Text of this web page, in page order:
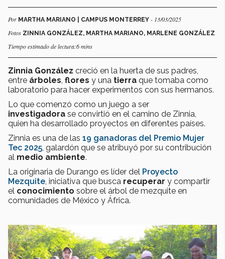
Por MARTHA MARIANO | CAMPUS MONTERREY - 13/03/2025
Fotos ZINNIA GONZÁLEZ, MARTHA MARIANO, MARLENE GONZÁLEZ
Tiempo estimado de lectura:6 mins
Zinnia González creció en la huerta de sus padres,
entre árboles flores y una tierra que tomaba como
laboratorio para hacer experimentos con sus hermanos.
Lo que comenzó como un juego a ser
investigadora se convirtió en el camino de Zinnia,
quien ha desarrollado proyectos en diferentes países.
Zinnia es una de las 19 ganadoras del Premio Mujer
Tec 2025 , galardón que se atribuyó por su contribución
al medio ambiente.
La originaria de Durango es líder del Proyecto
Mezquite , iniciativa que busca recuperar y compartir
el conocimiento sobre el árbol de mezquite en
comunidades de México y África.